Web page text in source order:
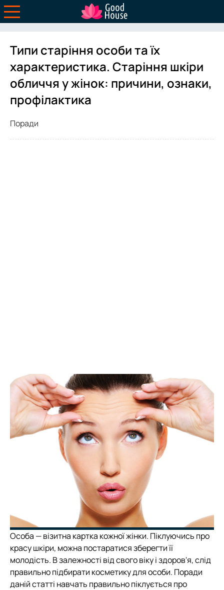
Типи старіння особи та їх
характеристика. Старіння шкіри
обличчя у жінок: причини, ознаки,
профілактика
Поради
Особа — візитна картка кожної жінки. Піклуючись про
красу шкіри, можна постаратися зберегти її
молодість. В залежності від свого віку і здоров'я, слід
правильно підбирати косметику для особи. Поради
даній статті навчать правильно піклується про